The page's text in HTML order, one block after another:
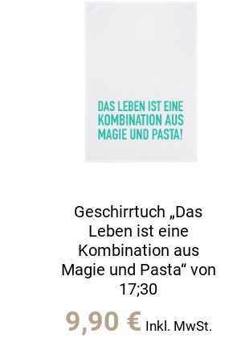
Geschirrtuch „Das
Leben ist eine
Kombination aus
Magie und Pasta“ von
17;30
9,90 € Inkl. MwSt.